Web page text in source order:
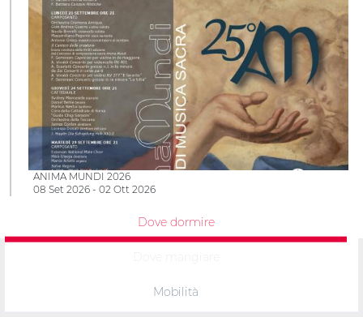
ANIMA MUNDI 2026
08 Set 2026 - 02 Ott 2026
Dove dormire
Mobilità